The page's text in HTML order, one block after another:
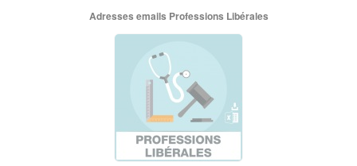
Adresses emails Professions Libérales